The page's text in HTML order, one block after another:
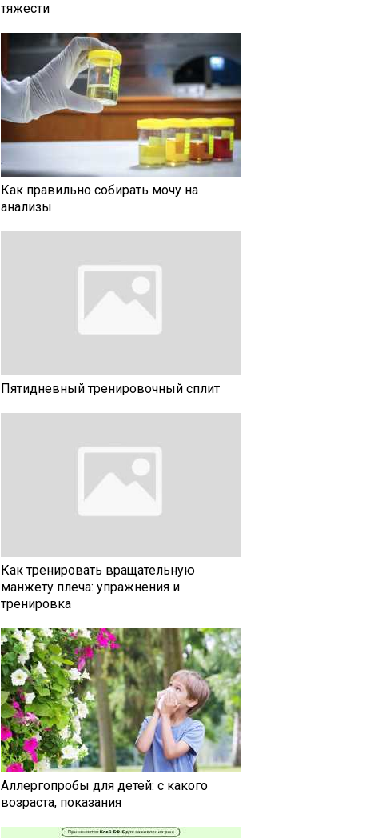
тяжести
Как правильно собирать мочу на
анализы
Пятидневный тренировочный сплит
Как тренировать вращательную
манжету плеча: упражнения и
тренировка
Аллергопробы для детей: с какого
возраста, показания